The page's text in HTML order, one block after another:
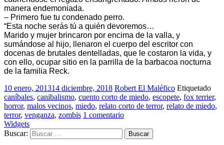
manera endemoniada.
– Primero fue tu condenado perro.
“Esta noche serás tú a quién devoremos…
Marido y mujer brincaron por encima de la valla, y
sumándose al hijo, llenaron el cuerpo del escritor con
docenas de brutales dentelladas, que le costaron la vida, y
con ello, ocupar sitio en la parrilla de la barbacoa nocturna
de la familia Reck.
10 enero, 201314 diciembre, 2018 Robert El Maléfico Etiquetado
caníbales, canibalismo, cuento corto de miedo, escopete, fox terrier,
horror, malos vecinos, miedo, relato corto de terror, relato de miedo,
terror, venganza, zombis 1 comentario
Widgets
Buscar: